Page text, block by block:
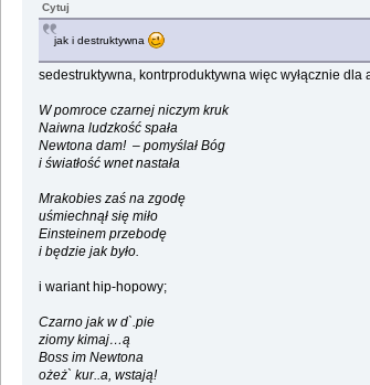
Cytuj
jak i destruktywna
sedestruktywna, kontrproduktywna więc wyłącznie dla
W pomroce czarnej niczym kruk
Naiwna ludzkość spała
Newtona dam! – pomyślał Bóg
i światłość wnet nastała
Mrakobies zaś na zgodę
uśmiechnął się miło
Einsteinem przebodę
i będzie jak było.
i wariant hip-hopowy;
Czarno jak w d`.pie
ziomy kimaj…ą
Boss im Newtona
ożeż` kur..a, wstają!